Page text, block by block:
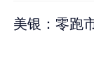
美银：零跑